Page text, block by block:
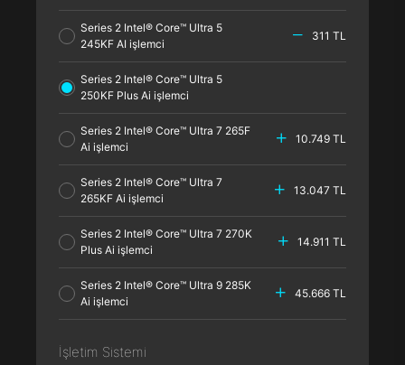
Series 2 Intel® Core™ Ultra 5
245KF AI işlemci
311 TL
Series 2 Intel® Core™ Ultra 5
250KF Plus Ai işlemci
Series 2 Intel® Core™ Ultra 7 265F
Ai işlemci
10.749 TL
Series 2 Intel® Core™ Ultra 7
265KF Ai işlemci
13.047 TL
Series 2 Intel® Core™ Ultra 7 270K
Plus Ai işlemci
14.911 TL
Series 2 Intel® Core™ Ultra 9 285K
Ai işlemci
45.666 TL
İşletim Sistemi